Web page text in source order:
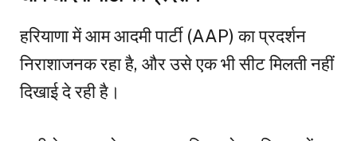
हरियाणा में आम आदमी पार्टी (AAP) का प्रदर्शन
निराशाजनक रहा है, और उसे एक भी सीट मिलती नहीं
दिखाई दे रही है।